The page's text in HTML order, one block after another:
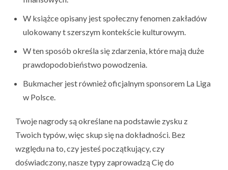
W książce opisany jest społeczny fenomen zakładów
ulokowany t szerszym kontekście kulturowym.
W ten sposób określa się zdarzenia, które mają duże
prawdopodobieństwo powodzenia.
Bukmacher jest również oficjalnym sponsorem La Liga
w Polsce.
Twoje nagrody są określane na podstawie zysku z
Twoich typów, więc skup się na dokładności. Bez
względu na to, czy jesteś początkujący, czy
doświadczony, nasze typy zaprowadzą Cię do